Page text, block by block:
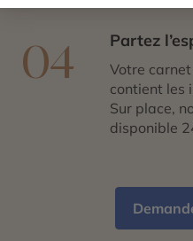
04 Partez
Votre
contient les
Sur place,
disponible